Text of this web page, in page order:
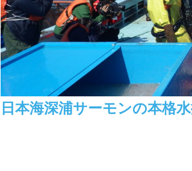
日本海深浦サーモンの本格